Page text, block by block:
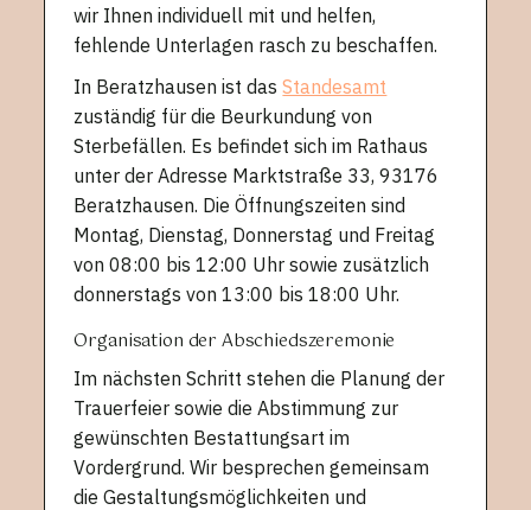
wir Ihnen individuell mit und helfen,
fehlende Unterlagen rasch zu beschaffen.
In Beratzhausen ist dasStandesamt
zuständig für die Beurkundung von
Sterbefällen. Es befindet sich im Rathaus
unter der Adresse Marktstraße 33, 93176
Beratzhausen. Die Öffnungszeiten sind
Montag, Dienstag, Donnerstag und Freitag
von 08:00 bis 12:00 Uhr sowie zusätzlich
donnerstags von 13:00 bis 18:00 Uhr.
Organisation der Abschiedszeremonie
Im nächsten Schritt stehen die Planung der
Trauerfeier sowie die Abstimmung zur
gewünschten Bestattungsart im
Vordergrund. Wir besprechen gemeinsam
die Gestaltungsmöglichkeiten und